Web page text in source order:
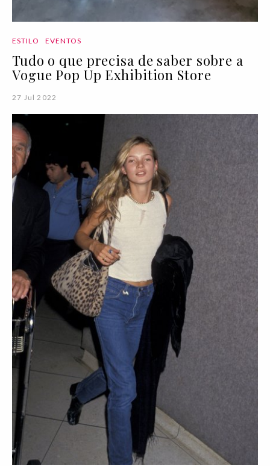
ESTILO EVENTOS
Tudo o que precisa de saber sobre a
Vogue Pop Up Exhibition Store
27 Jul 2022